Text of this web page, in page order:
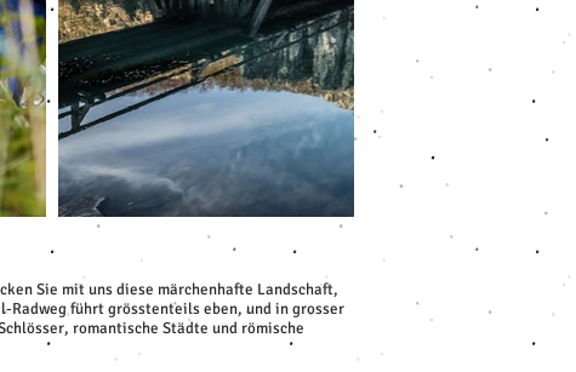
Sie mit uns diese märchenhafte Landschaft,
Radweg führt grösstenteils eben, und in grosser
romantische Städte und römische